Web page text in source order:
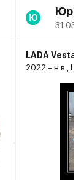
Ю
LADA Vesta
2022 – н.в., I